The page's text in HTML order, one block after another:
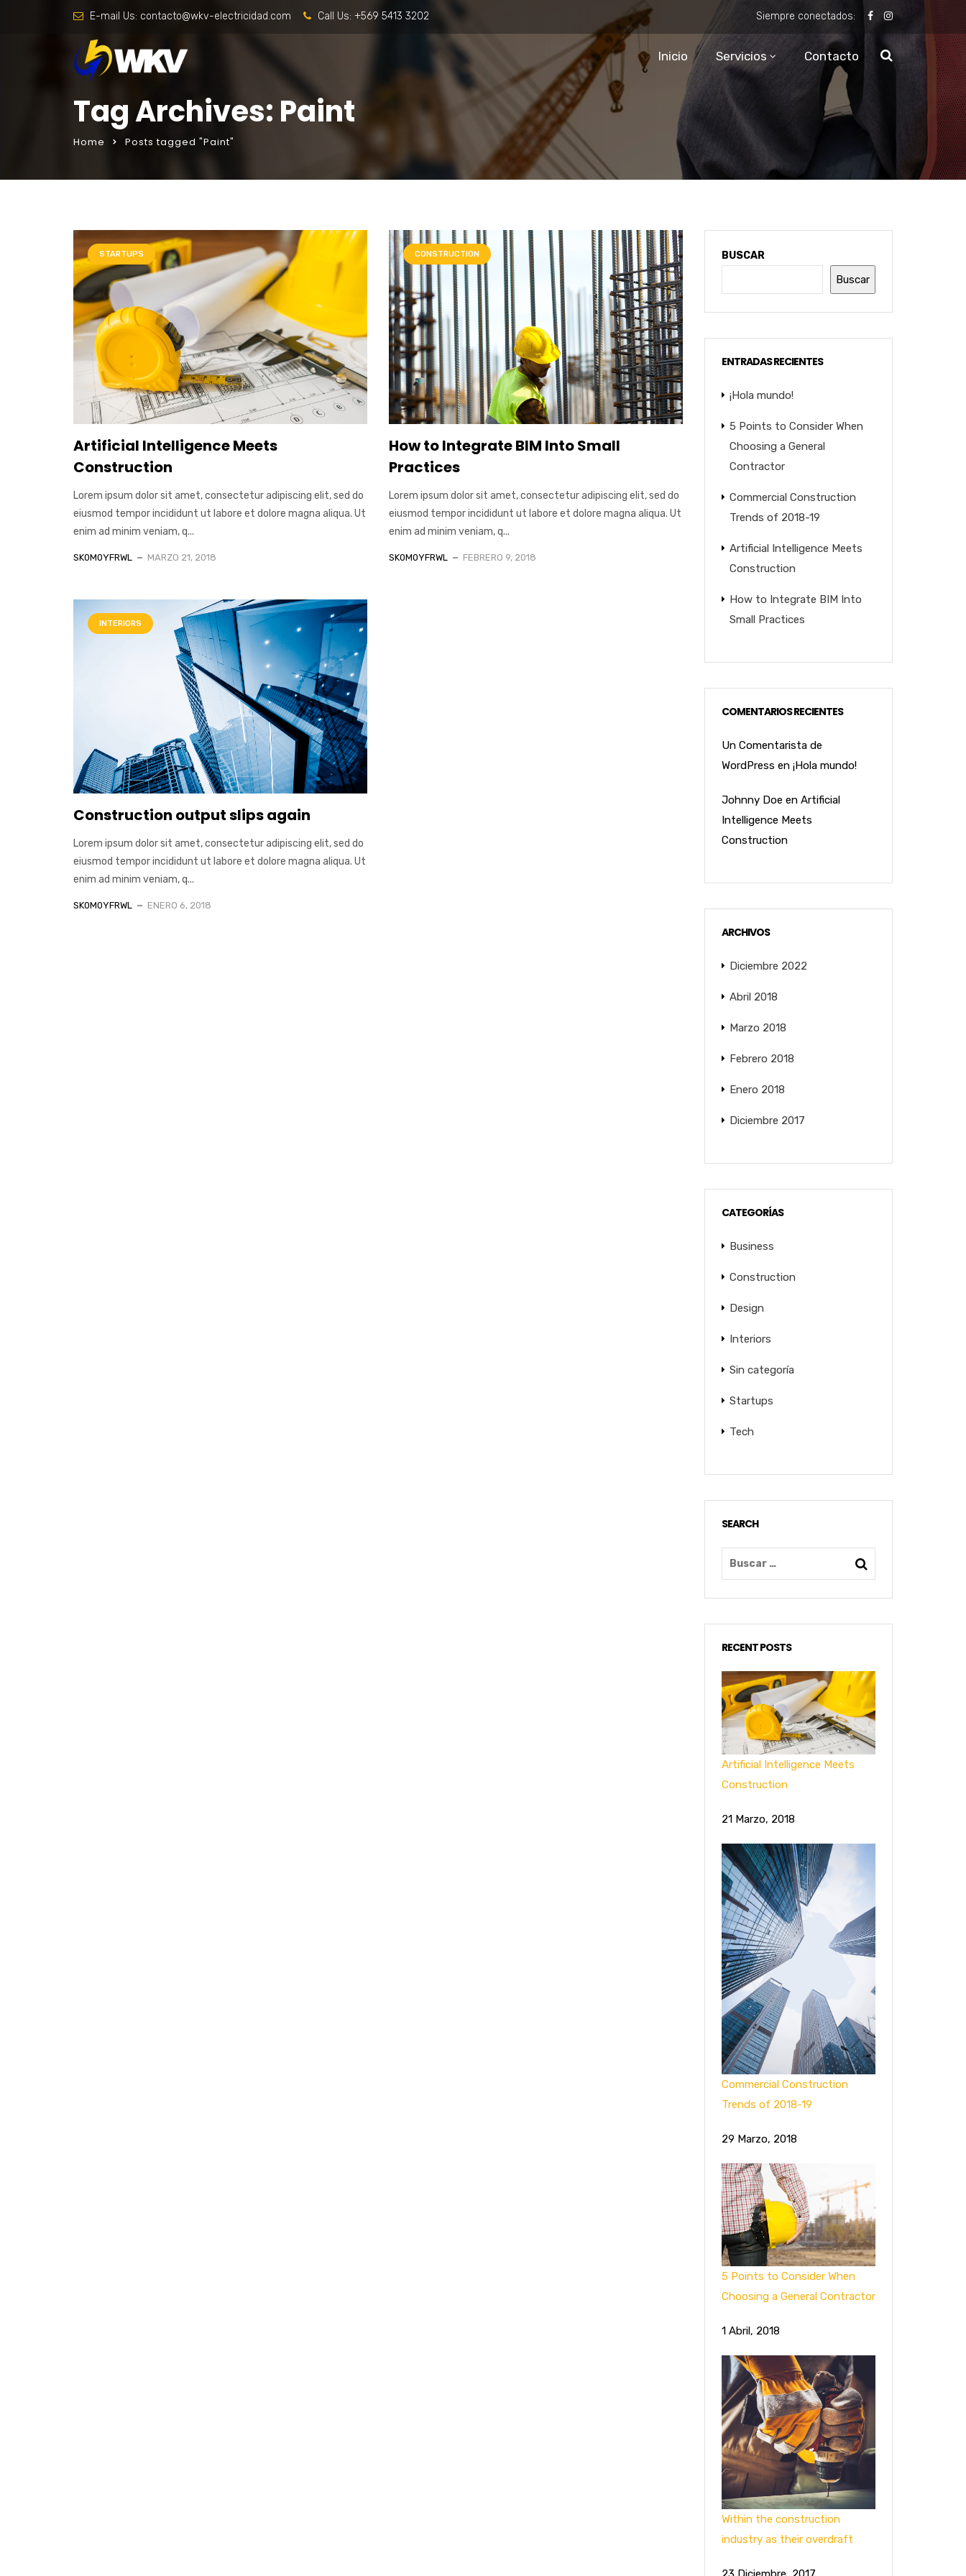
E-mail Us: contacto@wkv-electricidad.com Call Us: +569 5413 3202 Siempre conectados:
Inicio Servicios Contacto
Tag Archives: Paint
Home Posts tagged "Paint"
STARTUPS
Artificial Intelligence Meets
Construction
Lorem ipsum dolor sit amet, consectetur adipiscing elit, sed do
eiusmod tempor incididunt ut labore et dolore magna aliqua. Ut
enim ad minim veniam, q...
SK0M0YFRWL MARZO 21, 2018
CONSTRUCTION
How to Integrate BIM Into Small
Practices
Lorem ipsum dolor sit amet, consectetur adipiscing elit, sed do
eiusmod tempor incididunt ut labore et dolore magna aliqua. Ut
enim ad minim veniam, q...
SK0M0YFRWL FEBRERO 9, 2018
INTERIORS
Construction output slips again
Lorem ipsum dolor sit amet, consectetur adipiscing elit, sed do
eiusmod tempor incididunt ut labore et dolore magna aliqua. Ut
enim ad minim veniam, q...
SK0M0YFRWL ENERO 6, 2018
BUSCAR
Buscar
ENTRADAS RECIENTES
¡Hola mundo!
5 Points to Consider When
Choosing a General
Contractor
Commercial Construction
Trends of 2018-19
Artificial Intelligence Meets
Construction
How to Integrate BIM Into
Small Practices
COMENTARIOS RECIENTES
Un Comentarista de
WordPress en ¡Hola mundo!
Johnny Doe en Artificial
Intelligence Meets
Construction
ARCHIVOS
Diciembre 2022
Abril 2018
Marzo 2018
Febrero 2018
Enero 2018
Diciembre 2017
CATEGORÍAS
Business
Construction
Design
Interiors
Sin categoría
Startups
Tech
SEARCH
RECENT POSTS
Artificial Intelligence Meets
Construction
21 Marzo, 2018
Commercial Construction
Trends of 2018-19
29 Marzo, 2018
5 Points to Consider When
Choosing a General Contractor
1 Abril, 2018
Within the construction
industry as their overdraft